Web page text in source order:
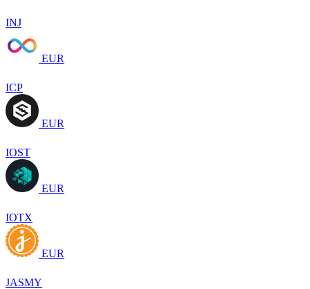
INJ
EUR
ICP
EUR
IOST
EUR
IOTX
EUR
JASMY